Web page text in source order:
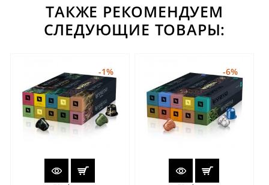
ТАКЖЕ РЕКОМЕНДУЕМ
СЛЕДУЮЩИЕ ТОВАРЫ:
-1% -6%